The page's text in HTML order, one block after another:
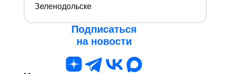
Зеленодольске
Подписаться
на новости